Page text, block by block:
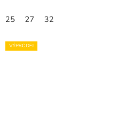
25 27 32
VÝPRODEJ